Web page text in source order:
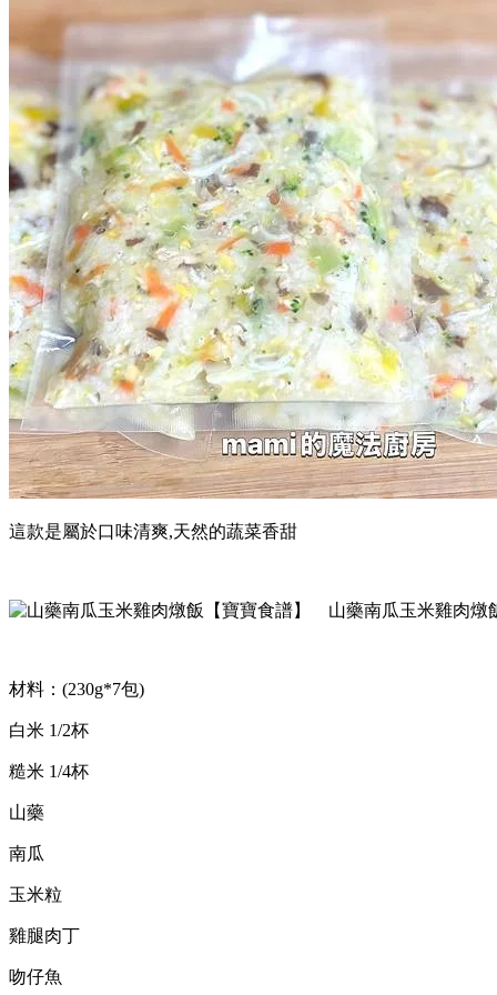
這款是屬於口味清爽,天然的蔬菜香甜
山藥南瓜玉米雞肉燉
材料：(230g*7包)
白米 1/2杯
糙米 1/4杯
山藥
南瓜
玉米粒
雞腿肉丁
吻仔魚